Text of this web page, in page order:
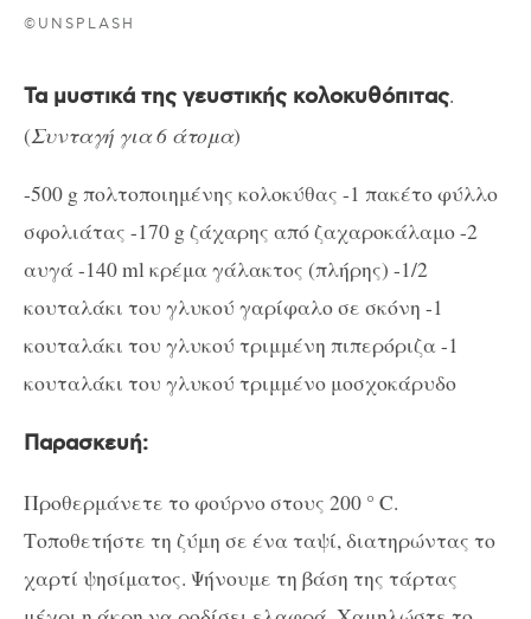
©UNSPLASH
Τα μυστικά της γευστικής κολοκυθόπιτας.
(Συνταγή για 6 άτομα)
-500 g πολτοποιημένης κολοκύθας -1 πακέτο φύλλο
σφολιάτας -170 g ζάχαρης από ζαχαροκάλαμο -2
αυγά -140 ml κρέμα γάλακτος (πλήρης) -1/2
κουταλάκι του γλυκού γαρίφαλο σε σκόνη -1
κουταλάκι του γλυκού τριμμένη πιπερόριζα -1
κουταλάκι του γλυκού τριμμένο μοσχοκάρυδο
Παρασκευή:
Προθερμάνετε το φούρνο στους 200 ° C.
Τοποθετήστε τη ζύμη σε ένα ταψί, διατηρώντας το
χαρτί ψησίματος. Ψήνουμε τη βάση της τάρτας